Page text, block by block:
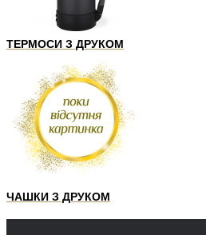
ТЕРМОСИ З ДРУКОМ
ЧАШКИ З ДРУКОМ